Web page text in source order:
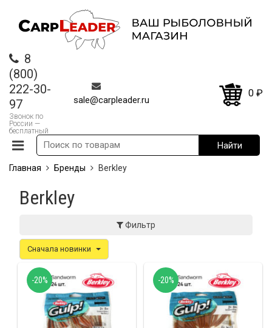
8
(800)
222-30-
97
Звонок по
России —
бесплатный
sale@carpleader.ru
0 ₽
Главная Бренды Berkley
Berkley
Фильтр
Сначала новинки
-20% -20%